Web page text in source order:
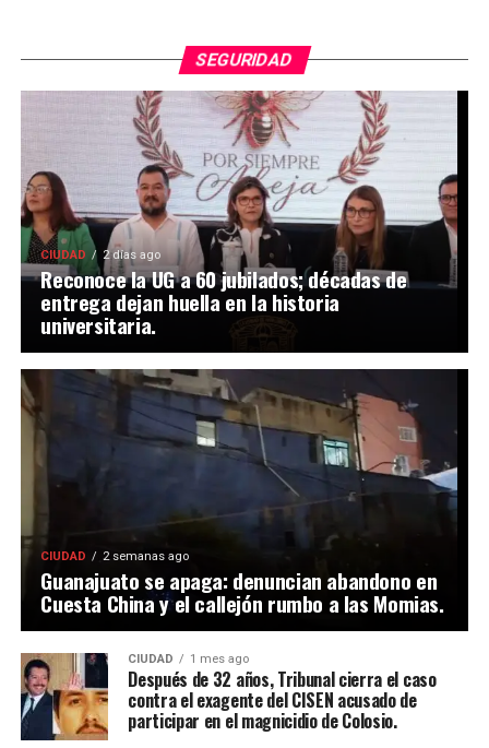
SEGURIDAD
CIUDAD 2 días ago
Reconoce la UG a 60 jubilados; décadas de
entrega dejan huella en la historia
universitaria.
CIUDAD 2 semanas ago
Guanajuato se apaga: denuncian abandono en
Cuesta China y el callejón rumbo a las Momias.
CIUDAD 1 mes ago
Después de 32 años, Tribunal cierra el caso
contra el exagente del CISEN acusado de
participar en el magnicidio de Colosio.